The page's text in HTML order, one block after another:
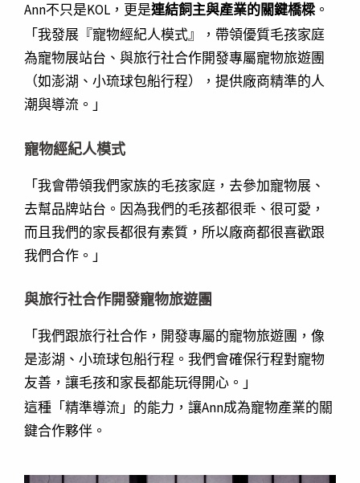
Ann不只是KOL，更是連結飼主與產業的關鍵橋樑 。
「我發展『寵物經紀人模式』，帶領優質毛孩家庭
為寵物展站台、與旅行社合作開發專屬寵物旅遊團
（如澎湖、小琉球包船行程），提供廠商精準的人
潮與導流。」
寵物經紀人模式
「我會帶領我們家族的毛孩家庭，去參加寵物展、
去幫品牌站台。因為我們的毛孩都很乖、很可愛，
而且我們的家長都很有素質，所以廠商都很喜歡跟
我們合作。」
與旅行社合作開發寵物旅遊團
「我們跟旅行社合作，開發專屬的寵物旅遊團，像
是澎湖、小琉球包船行程。我們會確保行程對寵物
友善，讓毛孩和家長都能玩得開心。」
這種「精準導流」的能力，讓Ann成為寵物產業的關
鍵合作夥伴。